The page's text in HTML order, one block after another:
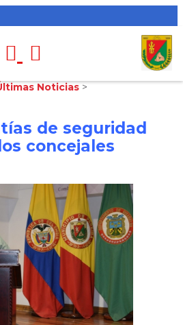
Noticias >
de seguridad
concejales